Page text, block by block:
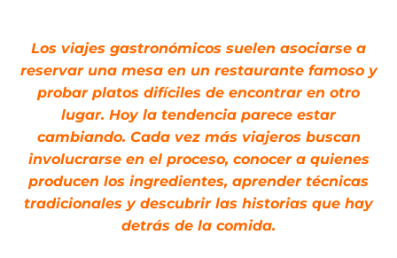
Los viajes gastronómicos suelen asociarse a
reservar una mesa en un restaurante famoso y
probar platos difíciles de encontrar en otro
lugar. Hoy la tendencia parece estar
cambiando. Cada vez más viajeros buscan
involucrarse en el proceso, conocer a quienes
producen los ingredientes, aprender técnicas
tradicionales y descubrir las historias que hay
detrás de la comida.